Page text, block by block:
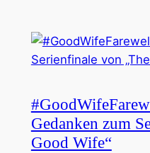
Gedanken zum
Good Wife“